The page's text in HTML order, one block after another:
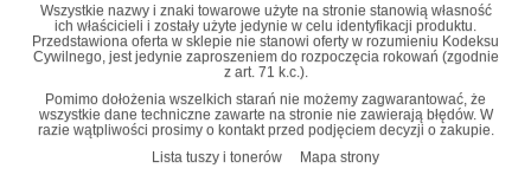
Wszystkie nazwy i znaki towarowe użyte na stronie stanowią własność
ich właścicieli i zostały użyte jedynie w celu identyfikacji produktu.
Przedstawiona oferta w sklepie nie stanowi oferty w rozumieniu Kodeksu
Cywilnego, jest jedynie zaproszeniem do rozpoczęcia rokowań (zgodnie
z art. 71 k.c.).
Pomimo dołożenia wszelkich starań nie możemy zagwarantować, że
wszystkie dane techniczne zawarte na stronie nie zawierają błędów. W
razie wątpliwości prosimy o kontakt przed podjęciem decyzji o zakupie.
Lista tuszy i tonerów
Mapa strony